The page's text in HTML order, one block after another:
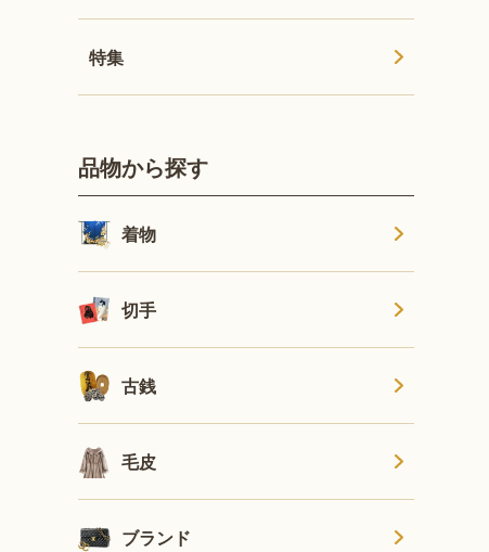
特集
品物から探す
着物
切手
古銭
毛皮
ブランド